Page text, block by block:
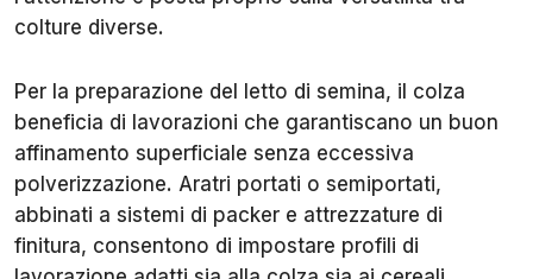
colture diverse.
Per la preparazione del letto di semina, il colza
beneficia di lavorazioni che garantiscano un buon
affinamento superficiale senza eccessiva
polverizzazione. Aratri portati o semiportati,
abbinati a sistemi di packer e attrezzature di
finitura, consentono di impostare profili di